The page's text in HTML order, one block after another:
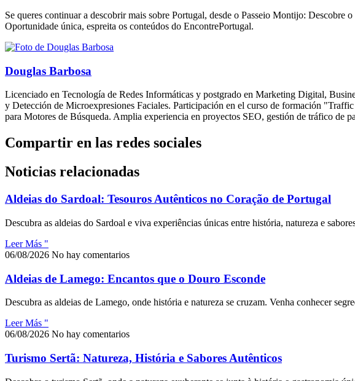
Se queres continuar a descobrir mais sobre Portugal, desde o Passeio Montijo:
Oportunidade única, espreita os conteúdos do EncontrePortugal.
Douglas Barbosa
Licenciado en Tecnología de Redes Informáticas y postgrado en Marketing Digital,
y Detección de Microexpresiones Faciales. Participación en el curso de formación
para Motores de Búsqueda. Amplia experiencia en proyectos SEO, gestión de tráfico de
Compartir en las redes sociales
Noticias relacionadas
Aldeias do Sardoal: Tesouros Autênticos no Coração de Portugal
Descubra as aldeias do Sardoal e viva experiências únicas entre história, natureza e
Leer Más "
06/08/2026 No hay comentarios
Aldeias de Lamego: Encantos que o Douro Esconde
Descubra as aldeias de Lamego, onde história e natureza se cruzam. Venha conhecer
Leer Más "
06/08/2026 No hay comentarios
Turismo Sertã: Natureza, História e Sabores Autênticos